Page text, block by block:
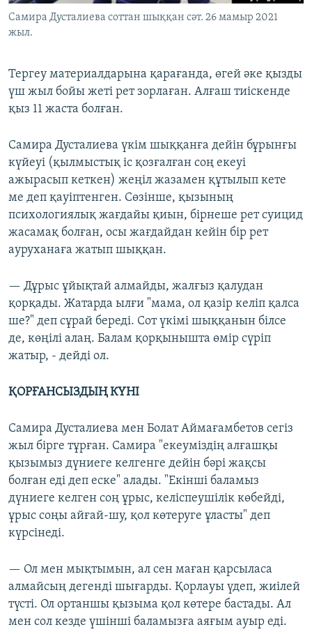
Самира Дусталиева соттан шыққан сәт. 26 мамыр 2021
жыл.
Тергеу материалдарына қарағанда, өгей әке қызды
үш жыл бойы жеті рет зорлаған. Алғаш тиіскенде
қыз 11 жаста болған.
Самира Дусталиева үкім шыққанға дейін бұрынғы
күйеуі (қылмыстық іс қозғалған соң екеуі
ажырасып кеткен) жеңіл жазамен құтылып кете
ме деп қауіптенген. Сөзінше, қызының
психологиялық жағдайы қиын, бірнеше рет суицид
жасамақ болған, осы жағдайдан кейін бір рет
ауруханаға жатып шыққан.
— Дұрыс ұйықтай алмайды, жалғыз қалудан
қорқады. Жатарда ылғи "мама, ол қазір келіп қалса
ше?" деп сұрай береді. Сот үкімі шыққанын білсе
де, көңілі алаң. Балам қорқынышта өмір сүріп
жатыр, - дейді ол.
ҚОРҒАНСЫЗДЫҢ КҮНІ
Самира Дусталиева мен Болат Аймағамбетов сегіз
жыл бірге тұрған. Самира "екеуміздің алғашқы
қызымыз дүниеге келгенге дейін бәрі жақсы
болған еді деп еске" алады. "Екінші баламыз
дүниеге келген соң ұрыс, келіспеушілік көбейді,
ұрыс соңы айғай-шу, қол көтеруге ұласты" деп
күрсінеді.
— Ол мен мықтымын, ал сен маған қарсыласа
алмайсың дегенді шығарды. Қорлауы үдеп, жиілей
түсті. Ол ортаншы қызыма қол көтере бастады. Ал
мен сол кезде үшінші баламызға аяғым ауыр еді.